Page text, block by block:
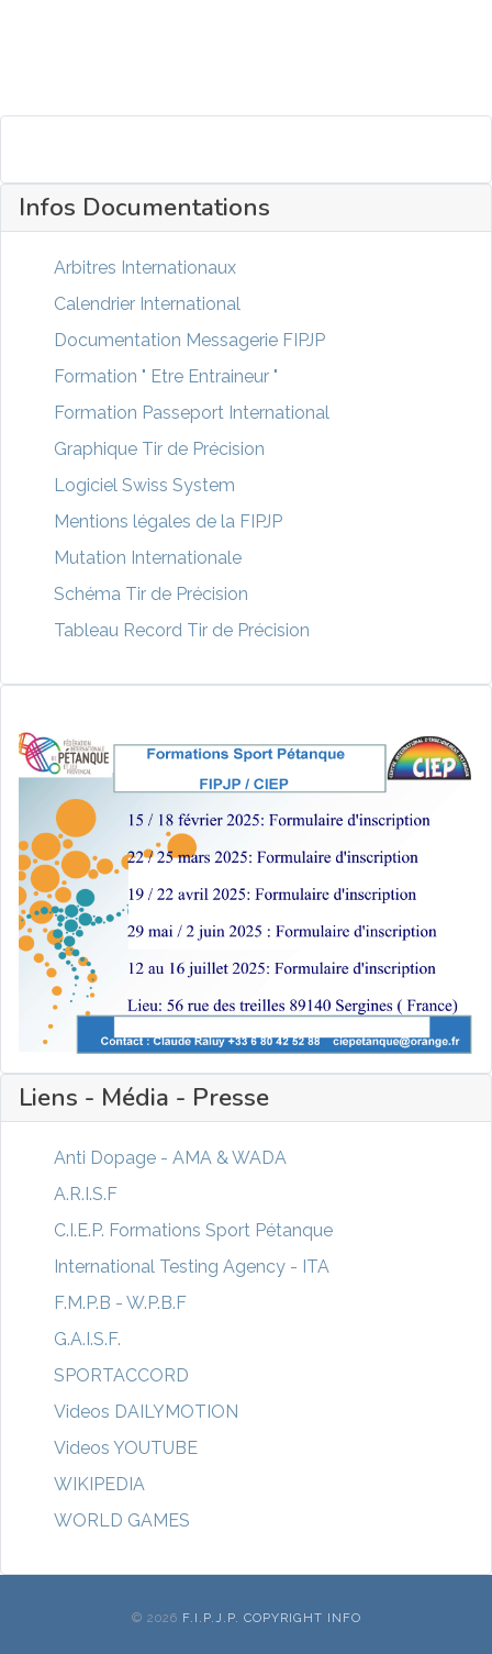
Infos Documentations
Arbitres Internationaux
Calendrier International
Documentation Messagerie FIPJP
Formation " Etre Entraineur "
Formation Passeport International
Graphique Tir de Précision
Logiciel Swiss System
Mentions légales de la FIPJP
Mutation Internationale
Schéma Tir de Précision
Tableau Record Tir de Précision
Liens - Média - Presse
Anti Dopage - AMA & WADA
A.R.I.S.F
C.I.E.P. Formations Sport Pétanque
International Testing Agency - ITA
F.M.P.B - W.P.B.F
G.A.I.S.F.
SPORTACCORD
Videos DAILYMOTION
Videos YOUTUBE
WIKIPEDIA
WORLD GAMES
© 2026 F.I.P.J.P. COPYRIGHT INFO